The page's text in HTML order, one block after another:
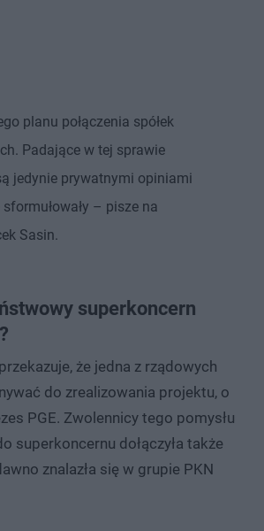
planu połączenia spółek
Padające w tej sprawie
jedynie prywatnymi opiniami
– pisze na
Sasin.
superkoncern
że jedna z rządowych
do zrealizowania projektu, o
PGE. Zwolennicy tego pomysłu
superkoncernu dołączyła także
znalazła się w grupie PKN